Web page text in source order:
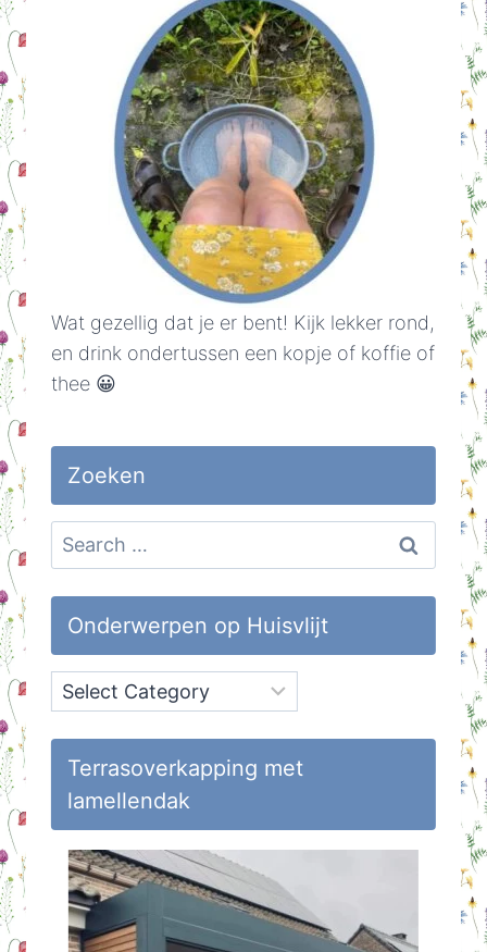
Wat gezellig dat je er bent! Kijk lekker rond,
en drink ondertussen een kopje of koffie of
thee 😀
Zoeken
Search
for:
Onderwerpen op Huisvlijt
Onderwerpen
op
Huisvlijt
Terrasoverkapping met
lamellendak